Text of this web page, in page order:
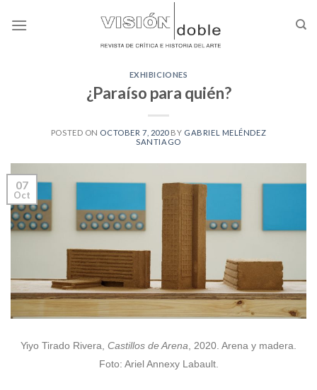
EXHIBICIONES
¿Paraíso para quién?
POSTED ON OCTOBER 7, 2020BY GABRIEL MELÉNDEZ
SANTIAGO
07
Oct
Yiyo Tirado Rivera, Castillos de Arena , 2020. Arena y madera.
Foto: Ariel Annexy Labault.